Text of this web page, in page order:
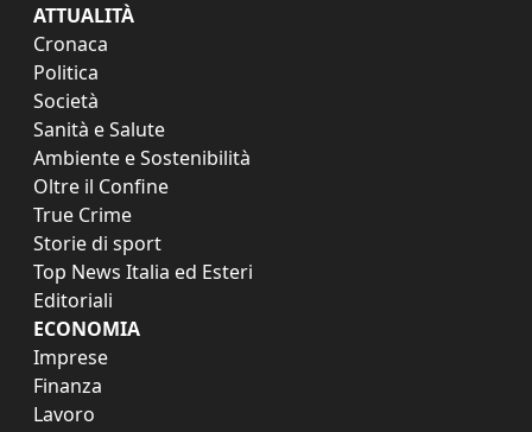
ATTUALITÀ
Cronaca
Politica
Società
Sanità e Salute
Ambiente e Sostenibilità
Oltre il Confine
True Crime
Storie di sport
Top News Italia ed Esteri
Editoriali
ECONOMIA
Imprese
Finanza
Lavoro